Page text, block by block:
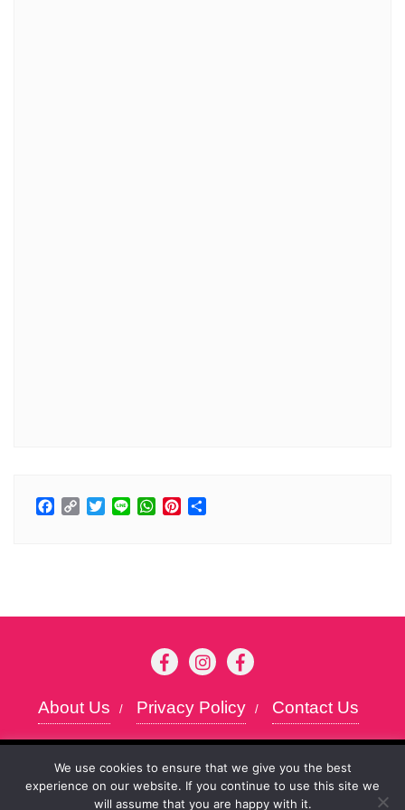
Facebook
CopyTwitter
LineWhatsApp
Pinterest
About Us Privacy Policy Contact Us
reserved.Powered byWordPress &Designed
To give you the best possible user experience, this
site uses cookies. By continuing to browse the site,
Accept
We use cookies to ensure that we give you the best
experience on our website. If you continue to use this site we
will assume that you are happy with it.